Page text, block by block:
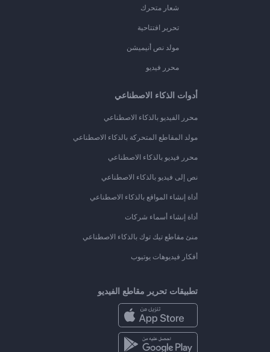
شعار متحرك
تحرير افتتاحية
مولد نص أنيميشن
محرر فيديو
أدوات الذكاء الاصطناعي
محرر الفيديو بالذكاء الاصطناعي
مولد المقاطع المتحركة بالذكاء الاصطناعي
محرر فيديو بالذكاء الاصطناعي
نص إلى فيديو بالذكاء الاصطناعي
أداة إنشاء المواقع بالذكاء الاصطناعي
أداة إنشاء أسماء شركات
منئ مقاطع تيك توك بالذكاء الاصطناعي
أفكار فيديوهات يوتيوب
تطبيقات تحرير مقاطع الفيديو